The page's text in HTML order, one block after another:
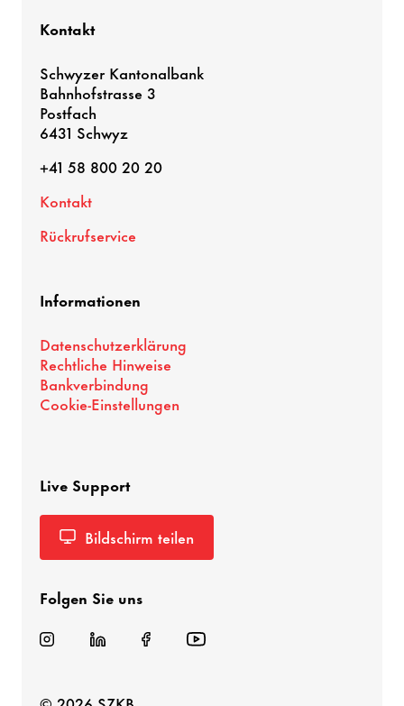
Kontakt
Schwyzer Kantonalbank
Bahnhofstrasse 3
Postfach
6431 Schwyz
+41 58 800 20 20
Kontakt
Rückrufservice
Informationen
Datenschutzerklärung
Rechtliche Hinweise
Bankverbindung
Cookie-Einstellungen
Live Support
Bildschirm teilen
Folgen Sie uns